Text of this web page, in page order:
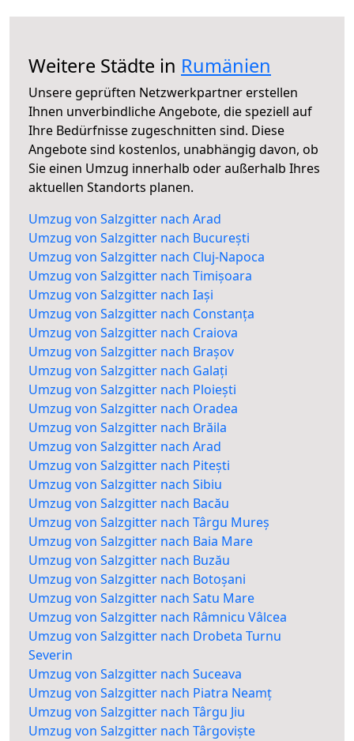
Weitere Städte in Rumänien
Unsere geprüften Netzwerkpartner erstellen
Ihnen unverbindliche Angebote, die speziell auf
Ihre Bedürfnisse zugeschnitten sind. Diese
Angebote sind kostenlos, unabhängig davon, ob
Sie einen Umzug innerhalb oder außerhalb Ihres
aktuellen Standorts planen.
Umzug von Salzgitter nach Arad
Umzug von Salzgitter nach București
Umzug von Salzgitter nach Cluj-Napoca
Umzug von Salzgitter nach Timișoara
Umzug von Salzgitter nach Iași
Umzug von Salzgitter nach Constanța
Umzug von Salzgitter nach Craiova
Umzug von Salzgitter nach Brașov
Umzug von Salzgitter nach Galați
Umzug von Salzgitter nach Ploiești
Umzug von Salzgitter nach Oradea
Umzug von Salzgitter nach Brăila
Umzug von Salzgitter nach Arad
Umzug von Salzgitter nach Pitești
Umzug von Salzgitter nach Sibiu
Umzug von Salzgitter nach Bacău
Umzug von Salzgitter nach Târgu Mureș
Umzug von Salzgitter nach Baia Mare
Umzug von Salzgitter nach Buzău
Umzug von Salzgitter nach Botoșani
Umzug von Salzgitter nach Satu Mare
Umzug von Salzgitter nach Râmnicu Vâlcea
Umzug von Salzgitter nach Drobeta Turnu
Severin
Umzug von Salzgitter nach Suceava
Umzug von Salzgitter nach Piatra Neamț
Umzug von Salzgitter nach Târgu Jiu
Umzug von Salzgitter nach Târgoviște